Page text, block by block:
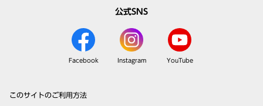
公式SNS
Facebook Instagram YouTube
このサイトのご利用方法